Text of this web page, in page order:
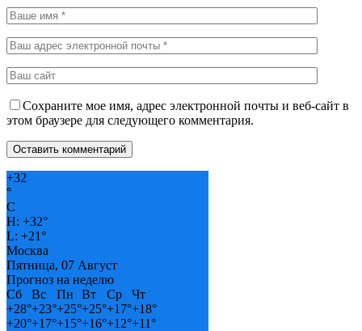
Сохраните мое имя, адрес электронной почты и веб-сайт в
этом браузере для следующего комментария.
+32
°
C
H: +32°
L: +21°
Москва
Пятница, 07 Август
Прогноз на неделю
Сб
Вс Пн Вт Ср
Чт
+28°+23°+25°+25°+17°+18°
+20°+17°+15°+16°+12°+11°